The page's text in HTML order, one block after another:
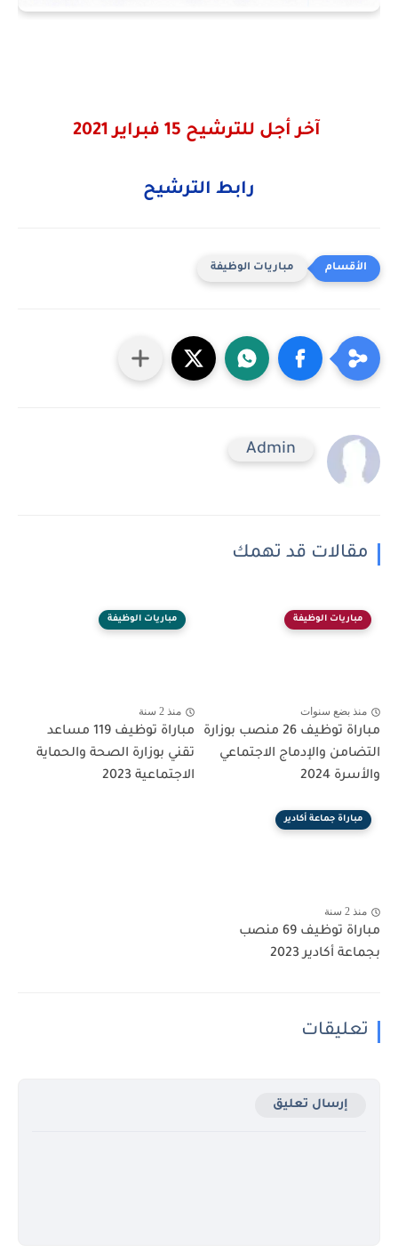
آخر أجل للترشيح 15 فبراير 2021
رابط الترشيح
مباريات الوظيفة
Admin
مقالات قد تهمك
مباريات الوظيفة
منذ بضع سنوات
مباراة توظيف 26 منصب بوزارة
التضامن والإدماج الاجتماعي
والأسرة 2024
مباريات الوظيفة
منذ 2 سنة
مباراة توظيف 119 مساعد
تقني بوزارة الصحة والحماية
الاجتماعية 2023
مباراة جماعة أكادير
منذ 2 سنة
مباراة توظيف 69 منصب
بجماعة أكادير 2023
تعليقات
إرسال تعليق